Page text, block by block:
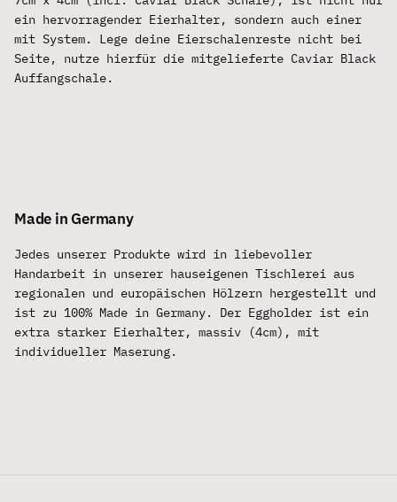
ein hervorragender Eierhalter, sondern auch einer
mit System. Lege deine Eierschalenreste nicht bei
Seite, nutze hierfür die mitgelieferte Caviar Black
Auffangschale.
Made in Germany
Jedes unserer Produkte wird in liebevoller
Handarbeit in unserer hauseigenen Tischlerei aus
regionalen und europäischen Hölzern hergestellt und
ist zu 100% Made in Germany. Der Eggholder ist ein
extra starker Eierhalter, massiv (4cm), mit
individueller Maserung.